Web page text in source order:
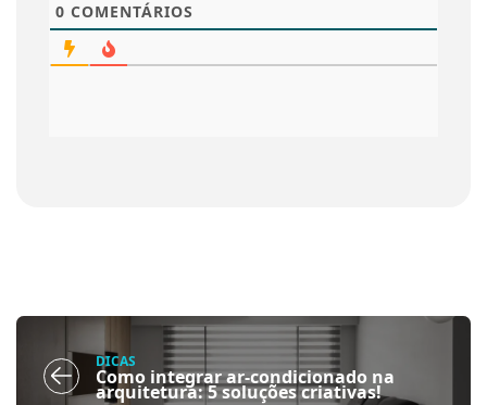
0 COMENTÁRIOS
DICAS
Como integrar ar-condicionado na
arquitetura: 5 soluções criativas!